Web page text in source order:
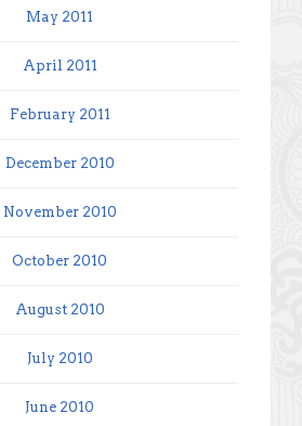
May 2011
April 2011
February 2011
December 2010
November 2010
October 2010
August 2010
July 2010
June 2010